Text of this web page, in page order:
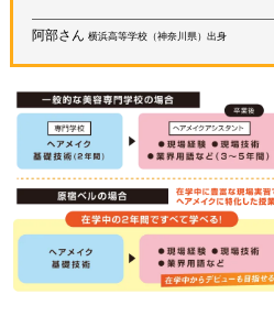
阿部さん横浜高等学校（神奈川県）出身